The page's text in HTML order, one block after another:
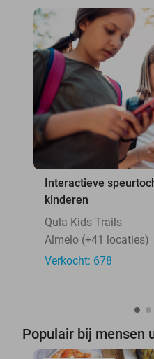
Interactieve
kinderen
Qula Kids Trails
Almelo (+41 locaties)
Verkocht: 678
Populair bij mensen